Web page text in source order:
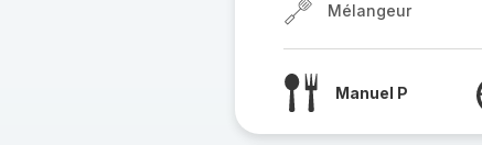
Mélangeur
Manuel P